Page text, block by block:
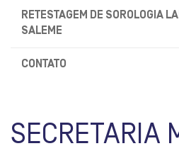
RETESTAGEM DE SOROLOGIA
SALEME
CONTATO
SECRETARIA